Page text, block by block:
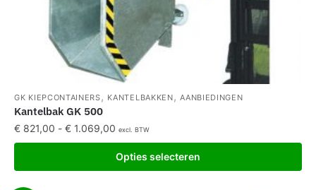
GK KIEPCONTAINERS, KANTELBAKKEN,AANBIEDINGEN
Kantelbak GK 500
€ 821,00 - € 1.069,00 excl. BTW
Opties selecteren